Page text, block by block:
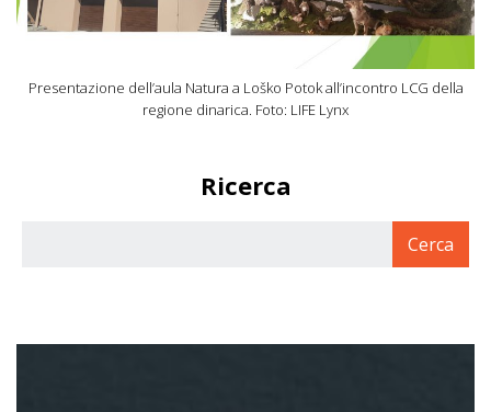
Presentazione dell’aula Natura a Loško Potok all’incontro LCG della
regione dinarica. Foto: LIFE Lynx
Ricerca